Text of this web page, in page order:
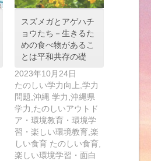
スズメガとアゲハチ
ョウたち－生きるた
めの食べ物があるこ
とは平和共存の礎
2023年10月24日
たのしい学力向上,学力
問題,沖縄 学力,沖縄県
学力,たのしいアウトド
ア・環境教育・環境学
習・楽しい環境教育,楽
しい食育 たのしい食育,
楽しい環境学習・面白